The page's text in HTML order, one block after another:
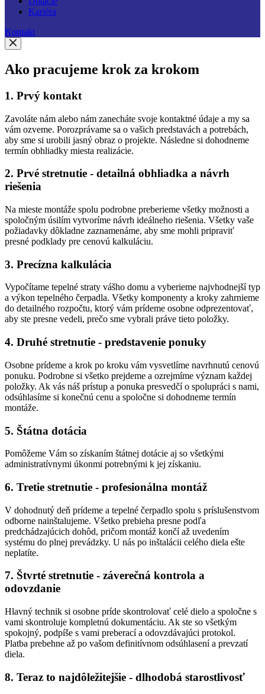
Kariéra
Kontakt
Ako pracujeme krok za krokom
1. Prvý kontakt
Zavoláte nám alebo nám zanecháte svoje kontaktné údaje a my sa
vám ozveme. Porozprávame sa o vašich predstavách a potrebách,
aby sme si urobili jasný obraz o projekte. Následne si dohodneme
termín obhliadky miesta realizácie.
2. Prvé stretnutie - detailná obhliadka a návrh
riešenia
Na mieste montáže spolu podrobne preberieme všetky možnosti a
spoločným úsilím vytvoríme návrh ideálneho riešenia. Všetky vaše
požiadavky dôkladne zaznamenáme, aby sme mohli pripraviť
presné podklady pre cenovú kalkuláciu.
3. Precízna kalkulácia
Vypočítame tepelné straty vášho domu a vyberieme najvhodnejší typ
a výkon tepelného čerpadla. Všetky komponenty a kroky zahrnieme
do detailného rozpočtu, ktorý vám prídeme osobne odprezentovať,
aby ste presne vedeli, prečo sme vybrali práve tieto položky.
4. Druhé stretnutie - predstavenie ponuky
Osobne prídeme a krok po kroku vám vysvetlíme navrhnutú cenovú
ponuku. Podrobne si všetko prejdeme a ozrejmíme význam každej
položky. Ak vás náš prístup a ponuka presvedčí o spolupráci s nami,
odsúhlasíme si konečnú cenu a spoločne si dohodneme termín
montáže.
5. Štátna dotácia
Pomôžeme Vám so získaním štátnej dotácie aj so všetkými
administratívnymi úkonmi potrebnými k jej získaniu.
6. Tretie stretnutie - profesionálna montáž
V dohodnutý deň prídeme a tepelné čerpadlo spolu s príslušenstvom
odborne nainštalujeme. Všetko prebieha presne podľa
predchádzajúcich dohôd, pričom montáž končí až uvedením
systému do plnej prevádzky. U nás po inštalácii celého diela ešte
neplatíte.
7. Štvrté stretnutie - záverečná kontrola a
odovzdanie
Hlavný technik si osobne príde skontrolovať celé dielo a spoločne s
vami skontroluje kompletnú dokumentáciu. Ak ste so všetkým
spokojný, podpíše s vami preberací a odovzdávajúci protokol.
Platba prebehne až po vašom definitívnom odsúhlasení a prevzatí
diela.
8. Teraz to najdôležitejšie - dlhodobá starostlivosť